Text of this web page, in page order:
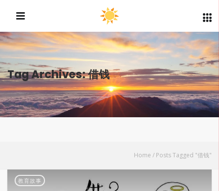
Tag Archives: 借钱
Home / Posts Tagged "借钱"
教育故事